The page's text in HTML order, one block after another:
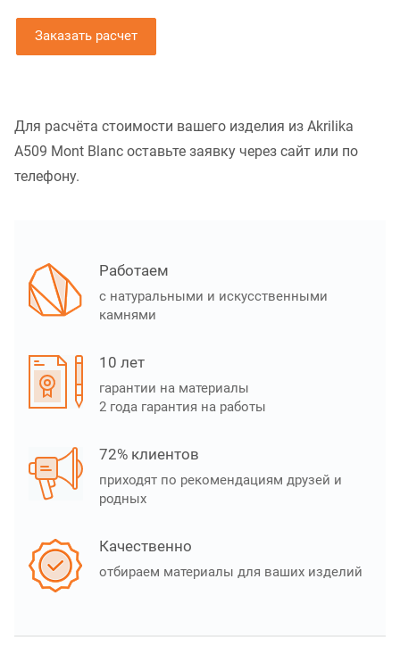
Заказать расчет
Для расчёта стоимости вашего изделия из Akrilika
A509 Mont Blanc оставьте заявку через сайт или по
телефону.
Работаем
с натуральными и искусственными
камнями
10 лет
гарантии на материалы
2 года гарантия на работы
72% клиентов
приходят по рекомендациям друзей и
родных
Качественно
отбираем материалы для ваших изделий